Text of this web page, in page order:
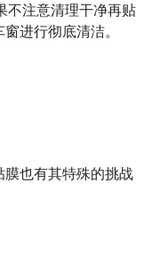
不注意清理干净再贴
进行彻底清洁。
也有其特殊的挑战